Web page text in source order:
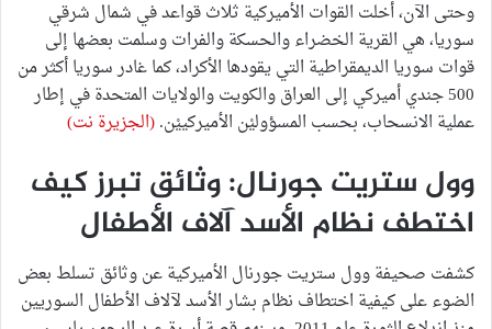
وحتى الآن، أخلت القوات الأميركية ثلاث قواعد في شمال شرقي
سوريا، هي القرية الخضراء والحسكة والفرات وسلمت بعضها إلى
قوات سوريا الديمقراطية التي يقودها الأكراد، كما غادر سوريا أكثر من
500 جندي أميركي إلى العراق والكويت والولايات المتحدة في إطار
عملية الانسحاب، بحسب المسؤوليْن الأميركييْن.(الجزيرة نت)
وول ستريت جورنال: وثائق تبرز كيف
اختطف نظام الأسد آلاف الأطفال
كشفت صحيفة وول ستريت جورنال الأميركية عن وثائق تسلط بعض
الضوء على كيفية اختطاف نظام بشار الأسد لآلاف الأطفال السوريين